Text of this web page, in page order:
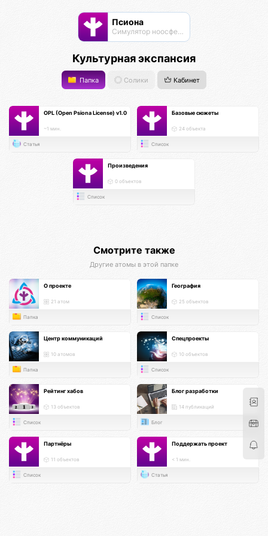
Псиона
Cимулятор ноосферы
Культурная экспансия
Папка Солики Кабинет
OPL (Open Psiona License) v1.0
~1 мин.
Статья
Базовые сюжеты
24 объекта
Список
Произведения
0 объектов
Список
Смотрите также
Другие атомы в этой папке
О проекте
21 атом
Папка
География
25 объектов
Список
Центр коммуникаций
10 атомов
Папка
Спецпроекты
10 объектов
Список
Рейтинг хабов
13 объектов
Список
Блог разработки
14 публикаций
Блог
Партнёры
11 объектов
Список
Поддержать проект
< 1 мин.
Статья